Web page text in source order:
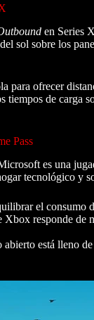
en Series
sol sobre los
para ofrecer
de carga
Pass
es una
tecnológico y
el consumo
Xbox responde de
abierto está lleno